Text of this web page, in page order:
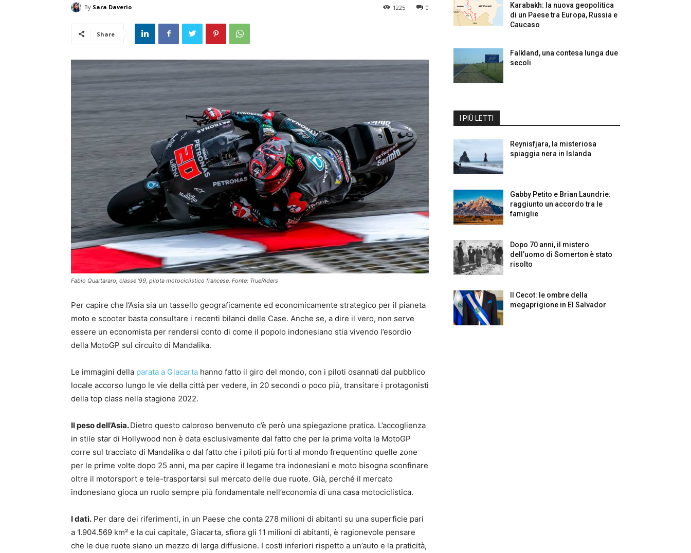
By Sara Daverio 0
1225
Share
Fabio Quartararo, classe '99, pilota motociclistico francese. Fonte: TrueRiders
Per capire che l’Asia sia un tassello geograficamente ed economicamente strategico per il pianeta
moto e scooter basta consultare i recenti bilanci delle Case. Anche se, a dire il vero, non serve
essere un economista per rendersi conto di come il popolo indonesiano stia vivendo l’esordio
della MotoGP sul circuito di Mandalika.
Le immagini della parata a Giacarta hanno fatto il giro del mondo, con i piloti osannati dal pubblico
locale accorso lungo le vie della città per vedere, in 20 secondi o poco più, transitare i protagonisti
della top class nella stagione 2022.
Il peso dell’Asia.Dietro questo caloroso benvenuto c’è però una spiegazione pratica. L’accoglienza
in stile star di Hollywood non è data esclusivamente dal fatto che per la prima volta la MotoGP
corre sul tracciato di Mandalika o dal fatto che i piloti più forti al mondo frequentino quelle zone
per le prime volte dopo 25 anni, ma per capire il legame tra indonesiani e moto bisogna sconfinare
oltre il motorsport e tele-trasportarsi sul mercato delle due ruote. Già, perché il mercato
indonesiano gioca un ruolo sempre più fondamentale nell’economia di una casa motociclistica.
I dati. Per dare dei riferimenti, in un Paese che conta 278 milioni di abitanti su una superficie pari
a 1.904.569 km² e la cui capitale, Giacarta, sfiora gli 11 milioni di abitanti, è ragionevole pensare
che le due ruote siano un mezzo di larga diffusione. I costi inferiori rispetto a un’auto e la praticità,
Karabakh: la nuova geopolitica
di un Paese tra Europa, Russia e
Caucaso
Falkland, una contesa lunga due
secoli
I PIÙ LETTI
Reynisfjara, la misteriosa
spiaggia nera in Islanda
Gabby Petito e Brian Laundrie:
raggiunto un accordo tra le
famiglie
Dopo 70 anni, il mistero
dell’uomo di Somerton è stato
risolto
Il Cecot: le ombre della
megaprigione in El Salvador